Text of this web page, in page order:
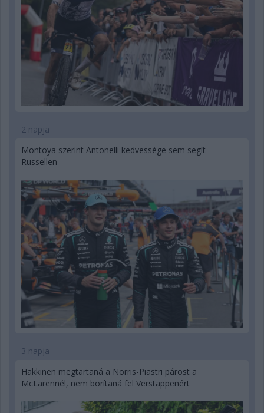
2 napja
Montoya szerint Antonelli kedvessége sem segít
Russellen
3 napja
Hakkinen megtartaná a Norris-Piastri párost a
McLarennél, nem borítaná fel Verstappenért